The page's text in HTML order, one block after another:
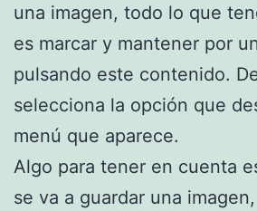
una imagen, todo lo que
es marcar y mantener por
pulsando este contenido.
selecciona la opción que
menú que aparece.
Algo para tener en cuenta
se va a guardar una